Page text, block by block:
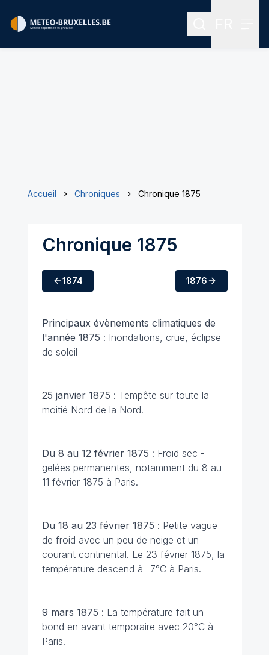
Rechercher
Accueil Chroniques Chronique 1875
Chronique 1875
1874 1876
Principaux évènements climatiques de
l'année 1875 : Inondations, crue, éclipse
de soleil
25 janvier 1875 : Tempête sur toute la
moitié Nord de la Nord.
Du 8 au 12 février 1875 : Froid sec -
gelées permanentes, notamment du 8 au
11 février 1875 à Paris.
Du 18 au 23 février 1875 : Petite vague
de froid avec un peu de neige et un
courant continental. Le 23 février 1875, la
température descend à -7°C à Paris.
9 mars 1875 : La température fait un
bond en avant temporaire avec 20°C à
Paris.